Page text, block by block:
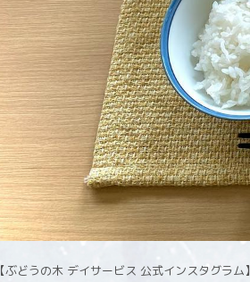
【ぶどうの木 デイサービス 公式インスタグラム】